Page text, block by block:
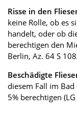
Risse in den
keine Rolle, ob es
handelt, oder ob
berechtigen den
Berlin, Az. 64 S
Beschädigte
diesem Fall im
5% berechtigen